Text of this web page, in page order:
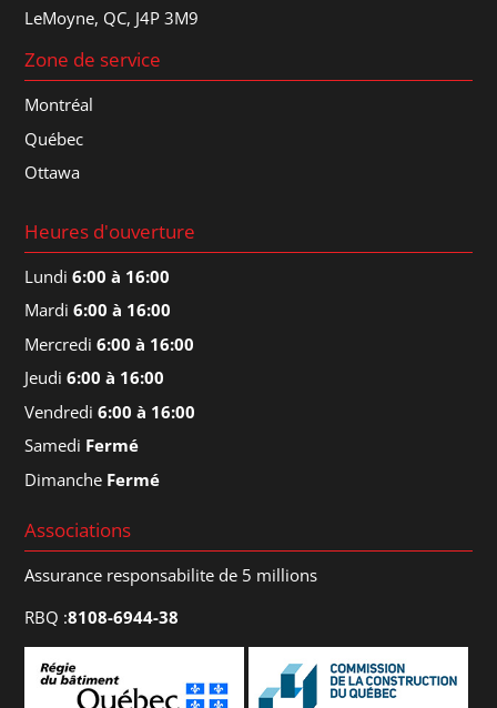
LeMoyne, QC, J4P 3M9
Zone de service
Montréal
Québec
Ottawa
Heures d'ouverture
Lundi6:00 à 16:00
Mardi6:00 à 16:00
Mercredi6:00 à 16:00
Jeudi6:00 à 16:00
Vendredi6:00 à 16:00
Samedi Fermé
Dimanche Fermé
Associations
Assurance responsabilite de 5 millions
RBQ :8108-6944-38